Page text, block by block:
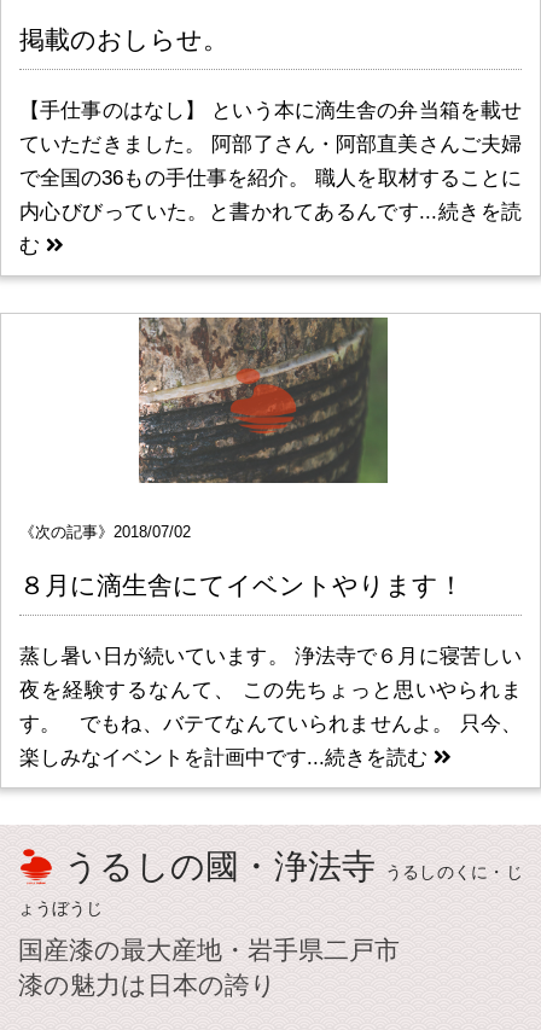
掲載のおしらせ。
【手仕事のはなし】 という本に滴生舎の弁当箱を載せ
ていただきました。 阿部了さん・阿部直美さんご夫婦
で全国の36もの手仕事を紹介。 職人を取材することに
内心びびっていた。と書かれてあるんです...続きを読
む
《次の記事》2018/07/02
８月に滴生舎にてイベントやります！
蒸し暑い日が続いています。 浄法寺で６月に寝苦しい
夜を経験するなんて、 この先ちょっと思いやられま
す。 でもね、バテてなんていられませんよ。 只今、
楽しみなイベントを計画中です...続きを読む
うるしの國・浄法寺
うるしのくに・じ
ょうぼうじ
国産漆の最大産地・岩手県二戸市
漆の魅力は日本の誇り